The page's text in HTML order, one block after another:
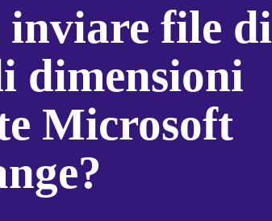
inviare file di
dimensioni
Microsoft